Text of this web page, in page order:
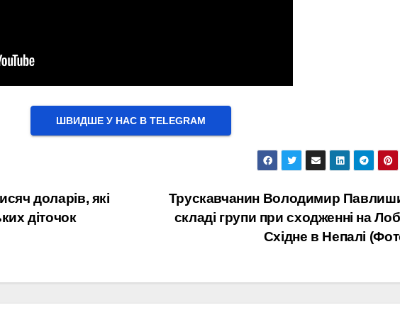
ШВИДШЕ У НАС В ТELEGRAM
Трускавчанин Володимир
складі групи при сходженні на
Східне в Непалі
доларів, які
діточок